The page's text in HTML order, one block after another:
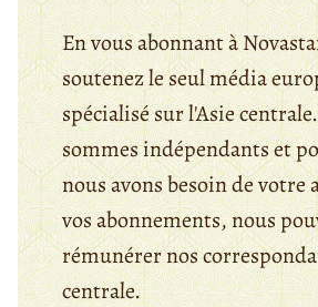
En vous abonnant à
soutenez le seul média
spécialisé sur l'Asie
sommes indépendants et
nous avons besoin de votre
vos abonnements, nous
rémunérer nos
centrale.